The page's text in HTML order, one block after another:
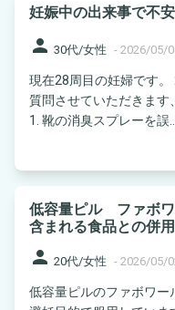
妊娠中の出来事で不
person 30代/女性 - 2026/05/
現在28周目の妊婦です。
質問させていただきます
1. 靴の消臭スプレーを誤...
低容量ピル ファボ
含まれる食品との併用
person 20代/女性 - 2026/05/
低容量ピルのファボワー